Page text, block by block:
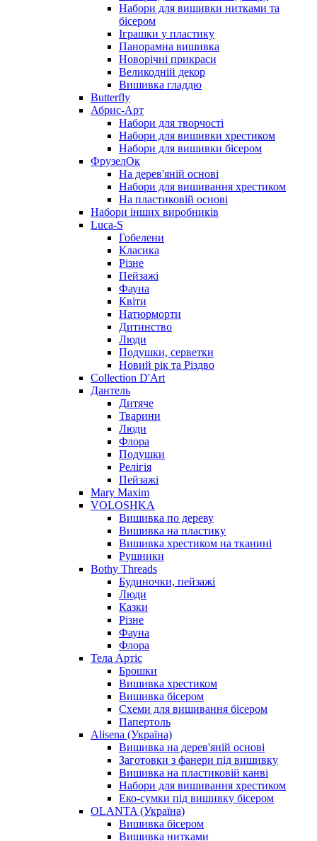
Набори для вишивки нитками та
бісером
Іграшки у пластику
Панорамна вишивка
Новорічні прикраси
Великодній декор
Вишивка гладдю
Butterfly
Абрис-Арт
Набори для творчості
Набори для вишивки хрестиком
Набори для вишивки бісером
ФрузелОк
На дерев'яній основі
Набори для вишивання хрестиком
На пластиковій основі
Набори інших виробників
Luca-S
Гобелени
Класика
Різне
Пейзажі
Фауна
Квіти
Натюрморти
Дитинство
Люди
Подушки, серветки
Новий рік та Різдво
Collection D'Art
Дантель
Дитяче
Тварини
Люди
Флора
Подушки
Релігія
Пейзажі
Mary Maxim
VOLOSHKA
Вишивка по дереву
Вишивка на пластику
Вишивка хрестиком на тканині
Рушники
Bothy Threads
Будиночки, пейзажі
Люди
Казки
Різне
Фауна
Флора
Тела Артіс
Брошки
Вишивка хрестиком
Вишивка бісером
Схеми для вишивання бісером
Папертоль
Alisena (Україна)
Вишивка на дерев'яній основі
Заготовки з фанери під вишивку
Вишивка на пластиковій канві
Набори для вишивання хрестиком
Еко-сумки під вишивку бісером
OLANTA (Україна)
Вишивка бісером
Вишивка нитками